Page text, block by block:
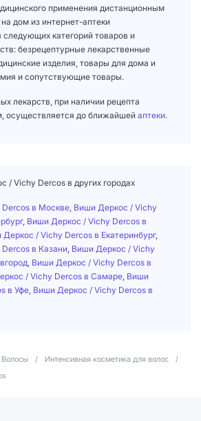
применения дистанционным
дом из интернет-аптеки
категорий товаров и
безрецептурные лекарственные
изделия, товары для дома и
и сопутствующие товары.
лекарств, при наличии рецепта
осуществляется до ближайшей аптеки.
/ Vichy Dercos в других городах
в Москве Виши Деркос / Vichy
, Виши Деркос / Vichy Dercos в
/ Vichy Dercos в Екатеринбург,
в Казани Виши Деркос / Vichy
Виши Деркос / Vichy Dercos в
/ Vichy Dercos в Самаре Виши
в Уфе Виши Деркос / Vichy Dercos в
Волосы / Интенсивная косметика для волос
/